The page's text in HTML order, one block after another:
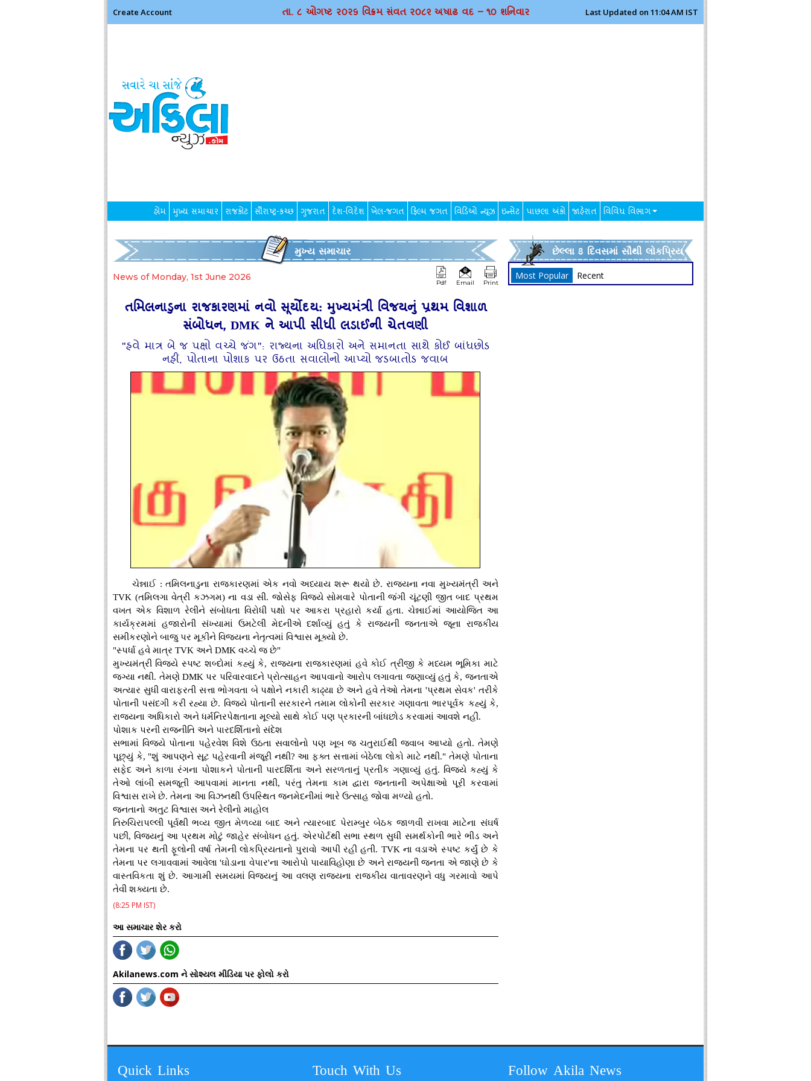
Create Account તા. ૮ ઓગષ્ટ ર૦ર૬ વિક્રમ સંવત ર૦૮૨ અષાઢ વદ – ૧૦ શનિવાર Last Updated on 11:04 AM IST
હોમ મુખ્ય સમાચાર રાજકોટ સૌરાષ્ટ્ર-કચ્છ ગુજરાત દેશ-વિદેશ ખેલ-જગત ફિલ્મ જગત વિડિઓ ન્યૂઝ ઇન્સેટ પાછલા અંકો જાહેરાત વિવિધ વિભાગ
મુખ્ય સમાચાર
News of Monday, 1st June 2026
Pdf Email Print
તમિલનાડુના રાજકારણમાં નવો સૂર્યોદય: મુખ્યમંત્રી વિજયનું પ્રથમ વિશાળ
સંબોધન, DMK ને આપી સીધી લડાઈની ચેતવણી
"હવે માત્ર બે જ પક્ષો વચ્ચે જંગ": રાજ્યના અધિકારો અને સમાનતા સાથે કોઈ બાંધછોડ
નહીં, પોતાના પોશાક પર ઉઠતા સવાલોનો આપ્યો જડબાતોડ જવાબ
ચેન્નાઈ : તમિલનાડુના રાજકારણમાં એક નવો અધ્યાય શરૂ થયો છે. રાજ્યના નવા મુખ્યમંત્રી અને
TVK (તમિલગા વેત્રી કઝગમ) ના વડા સી. જોસેફ વિજયે સોમવારે પોતાની જંગી ચૂંટણી જીત બાદ પ્રથમ
વખત એક વિશાળ રેલીને સંબોધતા વિરોધી પક્ષો પર આકરા પ્રહારો કર્યા હતા. ચેન્નાઈમાં આયોજિત આ
કાર્યક્રમમાં હજારોની સંખ્યામાં ઉમટેલી મેદનીએ દર્શાવ્યું હતું કે રાજ્યની જનતાએ જૂના રાજકીય
સમીકરણોને બાજુ પર મૂકીને વિજયના નેતૃત્વમાં વિશ્વાસ મૂક્યો છે.
"સ્પર્ધા હવે માત્ર TVK અને DMK વચ્ચે જ છે"
મુખ્યમંત્રી વિજયે સ્પષ્ટ શબ્દોમાં કહ્યું કે, રાજ્યના રાજકારણમાં હવે કોઈ ત્રીજી કે મધ્યમ ભૂમિકા માટે
જગ્યા નથી. તેમણે DMK પર પરિવારવાદને પ્રોત્સાહન આપવાનો આરોપ લગાવતા જણાવ્યું હતું કે, જનતાએ
અત્યાર સુધી વારાફરતી સત્તા ભોગવતા બે પક્ષોને નકારી કાઢ્યા છે અને હવે તેઓ તેમના 'પ્રથમ સેવક' તરીકે
પોતાની પસંદગી કરી રહ્યા છે. વિજયે પોતાની સરકારને તમામ લોકોની સરકાર ગણાવતા ભારપૂર્વક કહ્યું કે,
રાજ્યના અધિકારો અને ધર્મનિરપેક્ષતાના મૂલ્યો સાથે કોઈ પણ પ્રકારની બાંધછોડ કરવામાં આવશે નહીં.
પોશાક પરની રાજનીતિ અને પારદર્શિતાનો સંદેશ
સભામાં વિજયે પોતાના પહેરવેશ વિશે ઉઠતા સવાલોનો પણ ખૂબ જ ચતુરાઈથી જવાબ આપ્યો હતો. તેમણે
પૂછ્યું કે, "શું આપણને સૂટ પહેરવાની મંજૂરી નથી? આ ફક્ત સત્તામાં બેઠેલા લોકો માટે નથી." તેમણે પોતાના
સફેદ અને કાળા રંગના પોશાકને પોતાની પારદર્શિતા અને સરળતાનું પ્રતીક ગણાવ્યું હતું. વિજયે કહ્યું કે
તેઓ લાંબી સમજૂતી આપવામાં માનતા નથી, પરંતુ તેમના કામ દ્વારા જનતાની અપેક્ષાઓ પૂરી કરવામાં
વિશ્વાસ રાખે છે. તેમના આ વિઝનથી ઉપસ્થિત જનમેદનીમાં ભારે ઉત્સાહ જોવા મળ્યો હતો.
જનતાનો અતુટ વિશ્વાસ અને રેલીનો માહોલ
તિરુચિરાપલ્લી પૂર્વથી ભવ્ય જીત મેળવ્યા બાદ અને ત્યારબાદ પેરામ્બુર બેઠક જાળવી રાખવા માટેના સંઘર્ષ
પછી, વિજયનું આ પ્રથમ મોટું જાહેર સંબોધન હતું. એરપોર્ટથી સભા સ્થળ સુધી સમર્થકોની ભારે ભીડ અને
તેમના પર થતી ફૂલોની વર્ષા તેમની લોકપ્રિયતાનો પુરાવો આપી રહી હતી. TVK ના વડાએ સ્પષ્ટ કર્યું છે કે
તેમના પર લગાવવામાં આવેલા 'ઘોડાના વેપાર'ના આરોપો પાયાવિહોણા છે અને રાજ્યની જનતા એ જાણે છે કે
વાસ્તવિકતા શું છે. આગામી સમયમાં વિજયનું આ વલણ રાજ્યના રાજકીય વાતાવરણને વધુ ગરમાવો આપે
તેવી શક્યતા છે.
(8:25 PM IST)
આ સમાચાર શેર કરો
Akilanews.com ને સોશ્યલ મીડિયા પર ફોલો કરો
છેલ્લા 8 દિવસમાં સૌથી લોકપ્રિય
Most Popular Recent
Quick Links Touch With Us Follow Akila News